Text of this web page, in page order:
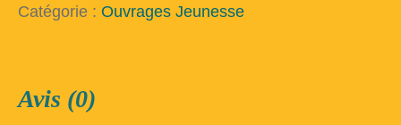
loup
Catégorie : Ouvrages Jeunesse
Avis (0)